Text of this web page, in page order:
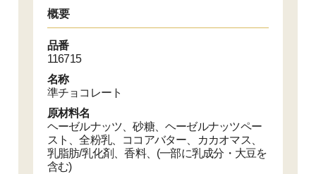
概要
品番
116715
名称
準チョコレート
原材料名
ヘーゼルナッツ、砂糖、ヘーゼルナッツペー
スト、全粉乳、ココアバター、カカオマス、
乳脂肪/乳化剤、香料、(一部に乳成分・大豆を
含む)